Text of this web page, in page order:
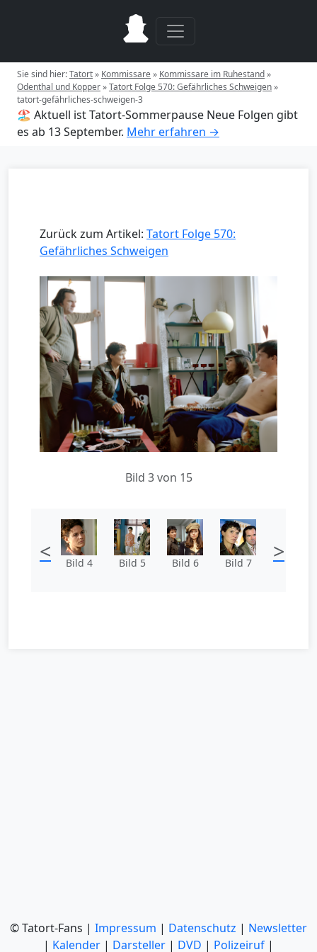
Sie sind hier:Tatort» Kommissare» Kommissare im Ruhestand»
Odenthal und Kopper»Tatort Folge 570: Gefährliches Schweigen»
tatort-gefährliches-schweigen-3
🏖️ Aktuell ist Tatort-Sommerpause Neue Folgen gibt
es ab 13 September. Mehr erfahren →
Zurück zum Artikel: Tatort Folge 570:
Gefährliches Schweigen
Bild 3 von 15
< Bild 4 Bild 5 Bild 6 Bild 7 >
© Tatort-Fans | Impressum | Datenschutz | Newsletter
| Kalender | Darsteller | DVD | Polizeiruf |